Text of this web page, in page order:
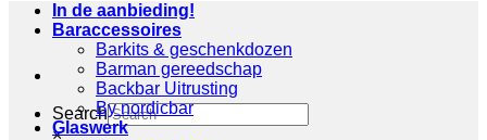
Search
×
In de aanbieding!
Baraccessoires
Barkits & geschenkdozen
Barman gereedschap
Backbar Uitrusting
By nordicbar
Glaswerk